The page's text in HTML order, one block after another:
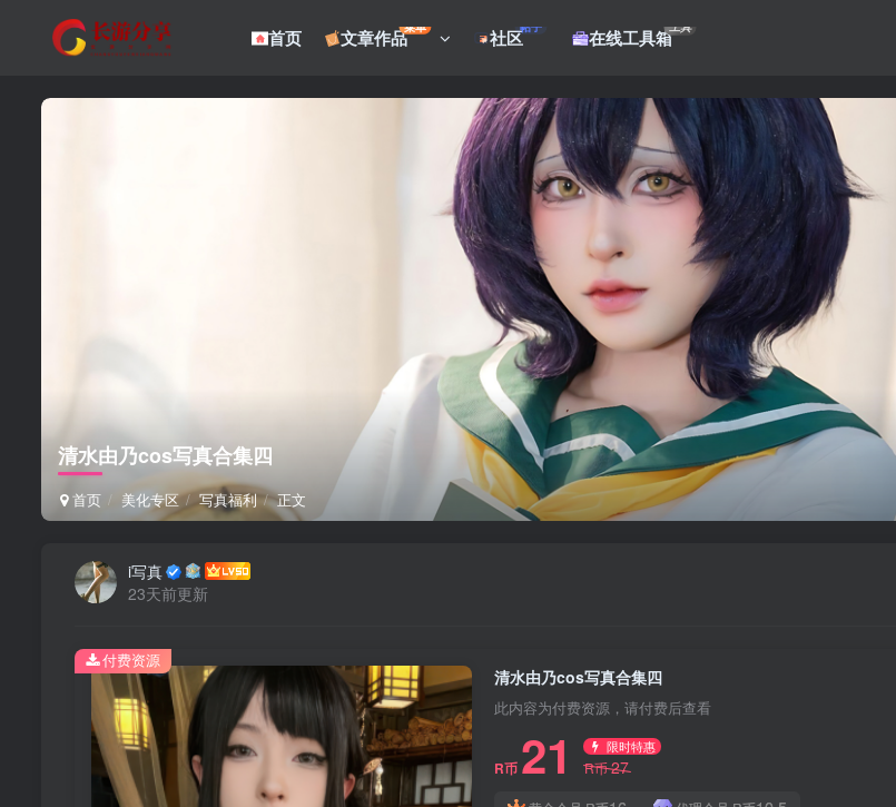
首页 文章作品菜单 社区帖子 在线工具箱工具
清水由乃cos写真合集四
首页 美化专区 写真福利 正文
i写真
23天前更新
清水由乃cos写真合集四
此内容为付费资源，请付费后查看
R币 21 限时特惠
R币27
付费资源